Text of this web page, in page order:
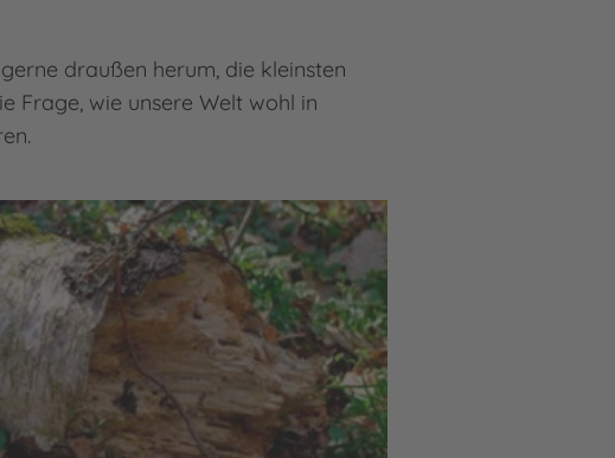
draußen herum, die kleinsten
Frage, wie unsere Welt wohl in